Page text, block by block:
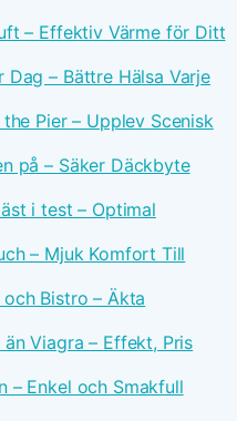
– Effektiv Värme för Ditt
Dag – Bättre Hälsa Varje
Pier – Upplev Scenisk
på – Säker Däckbyte
i test – Optimal
– Mjuk Komfort Till
Bistro – Äkta
Viagra – Effekt, Pris
– Enkel och Smakfull